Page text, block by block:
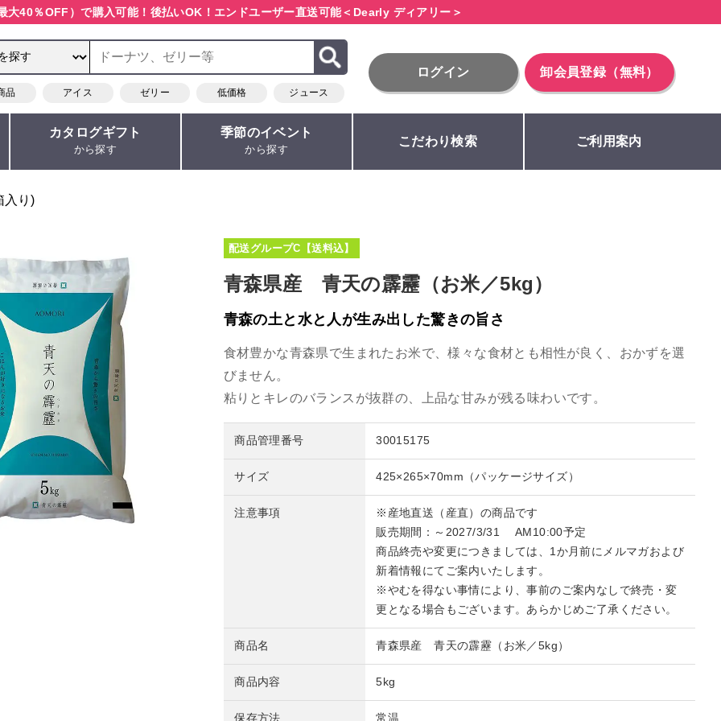
大40％OFF）で購入可能！ 後払いOK！エンドユーザー直送可能＜Dearly ディアリー＞
品 アイス ゼリー 低価格 ジュース
ログイン 卸会員登録（無料）
カタログギフト
から探す
季節のイベント
から探す
こだわり検索 ご利用案内
入り)
配送グループC【送料込】
青森県産 青天の霹靂（お米／5kg）
青森の土と水と人が生み出した驚きの旨さ
食材豊かな青森県で生まれたお米で、様々な食材とも相性が良く、おかずを選
びません。
粘りとキレのバランスが抜群の、上品な甘みが残る味わいです。
商品管理番号 30015175
サイズ 425×265×70mm（パッケージサイズ）
注意事項
※産地直送（産直）の商品です
販売期間：～2027/3/31 AM10:00予定
商品終売や変更につきましては、1か月前にメルマガおよび
新着情報にてご案内いたします。
※やむを得ない事情により、事前のご案内なしで終売・変
更となる場合もございます。あらかじめご了承ください。
商品名 青森県産 青天の霹靂（お米／5kg）
商品内容 5kg
保存方法 常温